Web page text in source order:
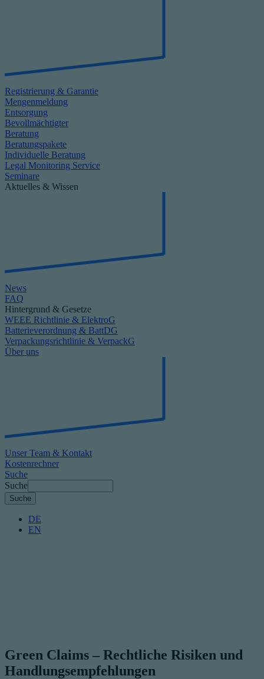
Registrierung & Garantie
Mengenmeldung
Entsorgung
Bevollmächtigter
Beratung
Beratungspakete
Individuelle Beratung
Legal Monitoring Service
Seminare
Aktuelles & Wissen
News
FAQ
Hintergrund & Gesetze
WEEE Richtlinie & ElektroG
Batterieverordnung & BattDG
Verpackungsrichtlinie & VerpackG
Über uns
Unser Team & Kontakt
Kostenrechner
Suche
Suche
DE
EN
Green Claims – Rechtliche Risiken und
Handlungsempfehlungen